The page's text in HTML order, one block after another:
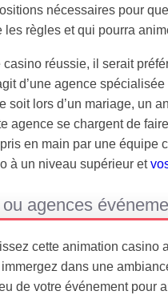
nécessaires pour
les règles et qui pourra
réussie, il serait
d’une agence
soit lors d’un mariage, un
agence se chargent de
en main par une équipe
à un niveau supérieur et
agences
cette animation
dans une
de votre événement pour